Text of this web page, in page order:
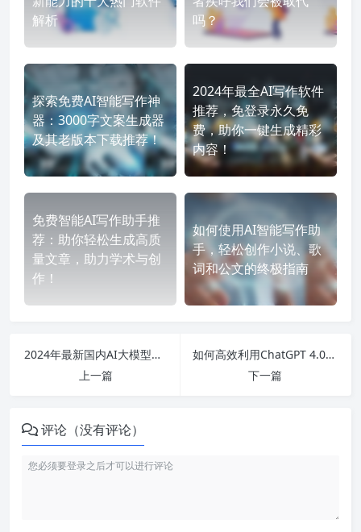
解析
吗？
探索免费AI智能写作神
器：3000字文案生成器
及其老版本下载推荐！
2024年最全AI写作软件
推荐，免登录永久免
费，助你一键生成精彩
内容！
免费智能AI写作助手推
荐：助你轻松生成高质
量文章，助力学术与创
作！
如何使用AI智能写作助
手，轻松创作小说、歌
词和公文的终极指南
2024年最新国内AI大模型排行榜揭晓：前十名品牌、应用案例与技术特点全面分析
上一篇
如何高效利用ChatGPT 4.0及其功能，破解OpenAI官网使用难题？
下一篇
评论（没有评论）